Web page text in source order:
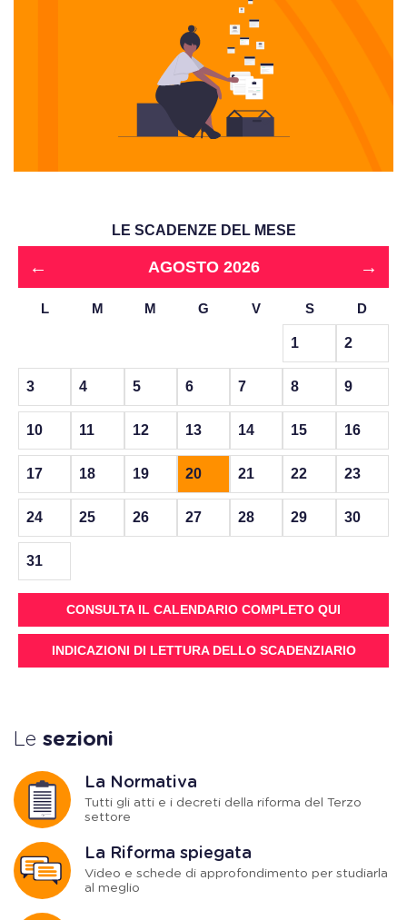
LE SCADENZE DEL MESE
← AGOSTO 2026 →
L M M G V S D
1 2
3 4 5 6 7 8 9
10 11 12 13 14 15 16
17 18 19 20 21 22 23
24 25 26 27 28 29 30
31
CONSULTA IL CALENDARIO COMPLETO QUI
INDICAZIONI DI LETTURA DELLO SCADENZIARIO
Le sezioni
La Normativa
Tutti gli atti e i decreti della riforma del Terzo
settore
La Riforma spiegata
Video e schede di approfondimento per studiarla
al meglio